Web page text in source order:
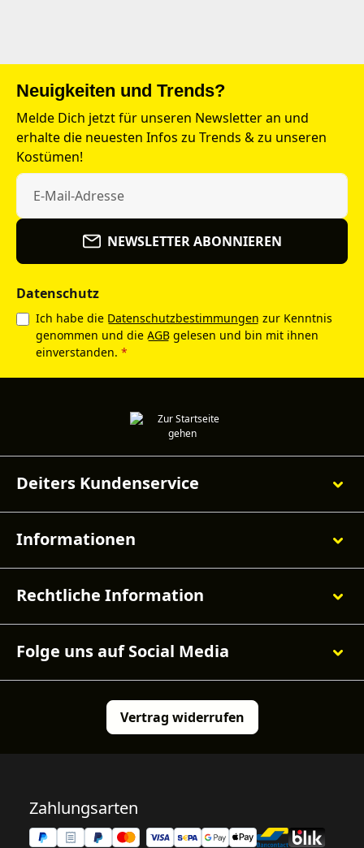
Neuigkeiten und Trends?
Melde Dich jetzt für unseren Newsletter an und
erhalte die neuesten Infos zu Trends & zu unseren
Kostümen!
NEWSLETTER ABONNIEREN
Datenschutz
Ich habe die Datenschutzbestimmungen zur Kenntnis
genommen und die AGB gelesen und bin mit ihnen
einverstanden. *
Deiters Kundenservice
Informationen
Rechtliche Information
Folge uns auf Social Media
Vertrag widerrufen
Zahlungsarten